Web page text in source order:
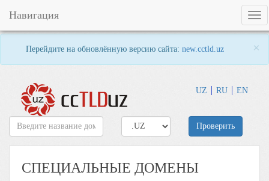
Перейдите на обновлённую версию сайта: new.cctld.uz ×
UZ RU EN
Навигация
Проверить
СПЕЦИАЛЬНЫЕ ДОМЕНЫ